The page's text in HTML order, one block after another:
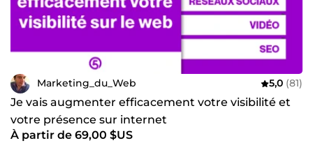
Marketing_du_Web 5,0 (81)
Je vais augmenter efficacement votre visibilité et
votre présence sur internet
À partir de 69,00 $US